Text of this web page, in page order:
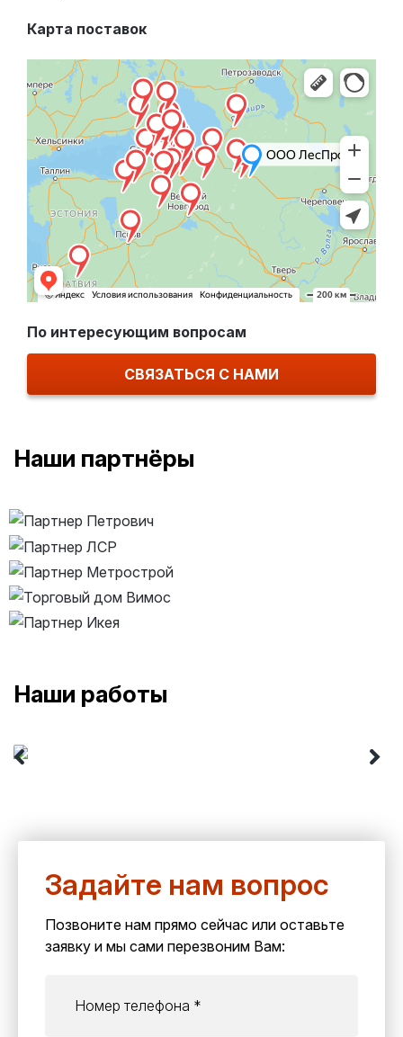
Карта поставок
По интересующим вопросам
СВЯЗАТЬСЯ С НАМИ
Наши партнёры
Наши работы
Задайте нам вопрос
Позвоните нам прямо сейчас или оставьте
заявку и мы сами перезвоним Вам: